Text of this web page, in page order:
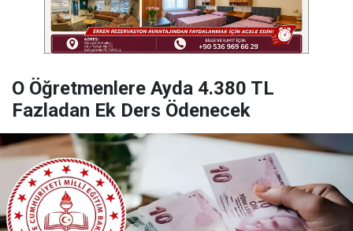
O Öğretmenlere Ayda 4.380 TL
Fazladan Ek Ders Ödenecek